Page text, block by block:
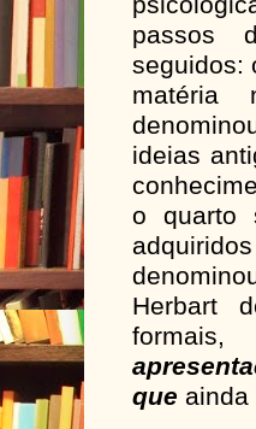
passos
seguidos:
matéria
ideias
o quarto
Herbart
que